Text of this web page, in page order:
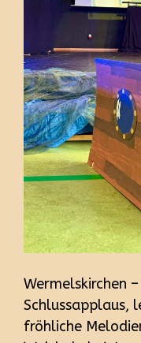
Wermelskirchen
Schlussapplaus,
fröhliche